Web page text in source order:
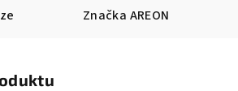
Značka AREON